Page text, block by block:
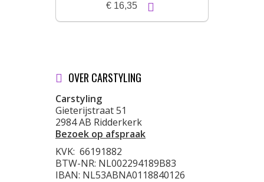
€ 16,35
OVER CARSTYLING
Carstyling
Gieterijstraat 51
2984 AB Ridderkerk
Bezoek op afspraak
KVK: 66191882
BTW-NR: NL002294189B83
IBAN: NL53ABNA0118840126